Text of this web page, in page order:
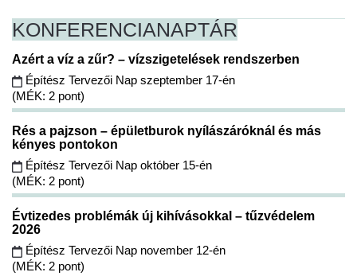
KONFERENCIANAPTÁR
Azért a víz a zűr? – vízszigetelések rendszerben
Építész Tervezői Nap szeptember 17-én
(MÉK: 2 pont)
Rés a pajzson – épületburok nyílászáróknál és más
kényes pontokon
Építész Tervezői Nap október 15-én
(MÉK: 2 pont)
Évtizedes problémák új kihívásokkal – tűzvédelem
2026
Építész Tervezői Nap november 12-én
(MÉK: 2 pont)